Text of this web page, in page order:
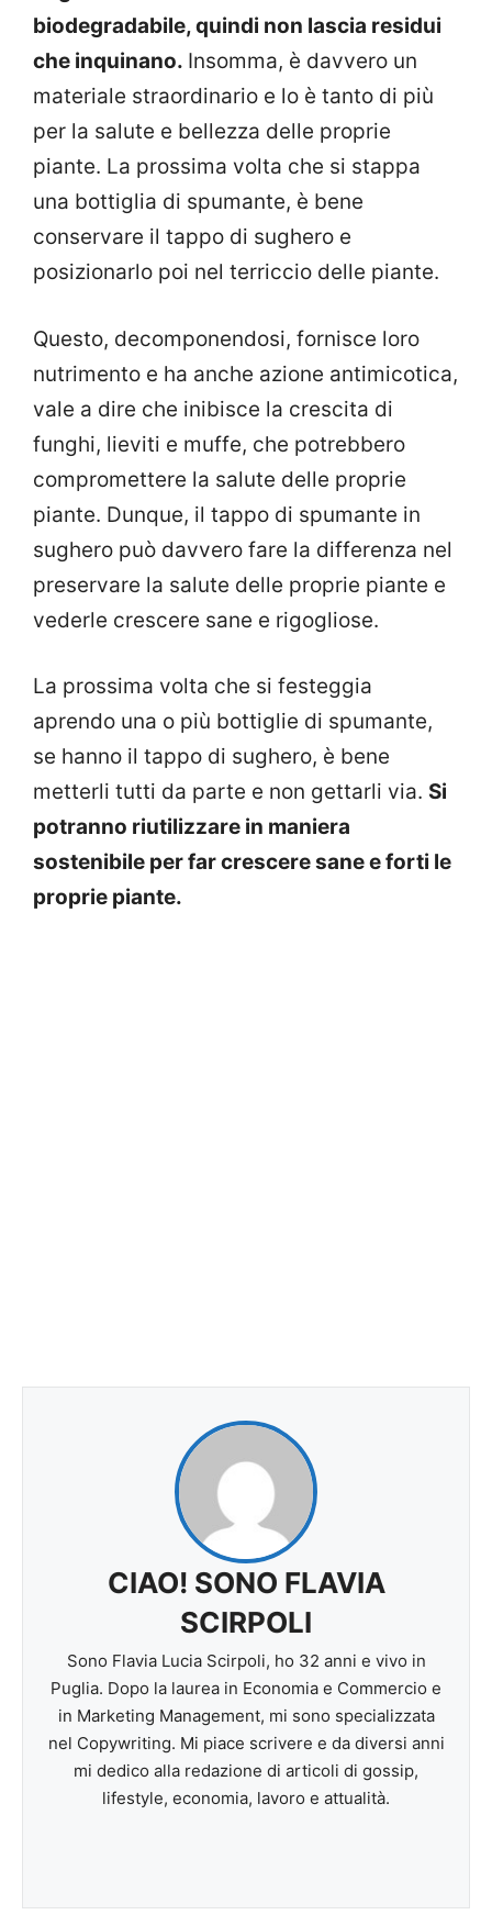
biodegradabile, quindi non lascia residui
che inquinano. Insomma, è davvero un
materiale straordinario e lo è tanto di più
per la salute e bellezza delle proprie
piante. La prossima volta che si stappa
una bottiglia di spumante, è bene
conservare il tappo di sughero e
posizionarlo poi nel terriccio delle piante.
Questo, decomponendosi, fornisce loro
nutrimento e ha anche azione antimicotica,
vale a dire che inibisce la crescita di
funghi, lieviti e muffe, che potrebbero
compromettere la salute delle proprie
piante. Dunque, il tappo di spumante in
sughero può davvero fare la differenza nel
preservare la salute delle proprie piante e
vederle crescere sane e rigogliose.
La prossima volta che si festeggia
aprendo una o più bottiglie di spumante,
se hanno il tappo di sughero, è bene
metterli tutti da parte e non gettarli via. Si
potranno riutilizzare in maniera
sostenibile per far crescere sane e forti le
proprie piante.
CIAO! SONO FLAVIA
SCIRPOLI
Sono Flavia Lucia Scirpoli, ho 32 anni e vivo in
Puglia. Dopo la laurea in Economia e Commercio e
in Marketing Management, mi sono specializzata
nel Copywriting. Mi piace scrivere e da diversi anni
mi dedico alla redazione di articoli di gossip,
lifestyle, economia, lavoro e attualità.